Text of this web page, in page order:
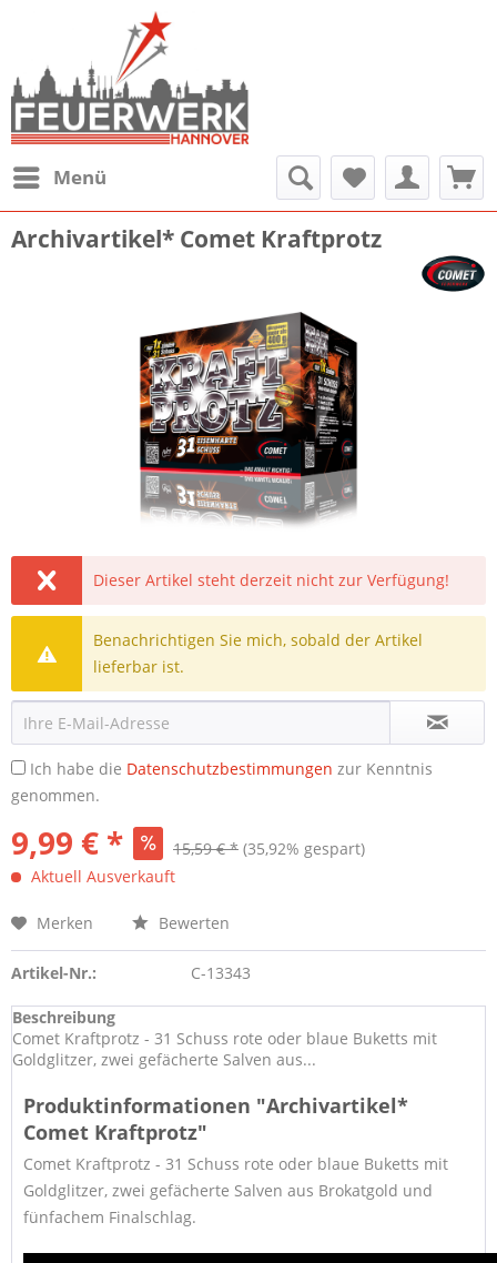
Menü
Archivartikel* Comet Kraftprotz
Dieser Artikel steht derzeit nicht zur Verfügung!
Benachrichtigen Sie mich, sobald der Artikel
lieferbar ist.
Ich habe die Datenschutzbestimmungen zur Kenntnis
genommen.
9,99 € * 15,59 € * (35,92% gespart)
Aktuell Ausverkauft
Merken Bewerten
Artikel-Nr.: C-13343
Beschreibung
Comet Kraftprotz - 31 Schuss rote oder blaue Buketts mit
Goldglitzer, zwei gefächerte Salven aus...
Produktinformationen "Archivartikel*
Comet Kraftprotz"
Comet Kraftprotz - 31 Schuss rote oder blaue Buketts mit
Goldglitzer, zwei gefächerte Salven aus Brokatgold und
fünfachem Finalschlag.